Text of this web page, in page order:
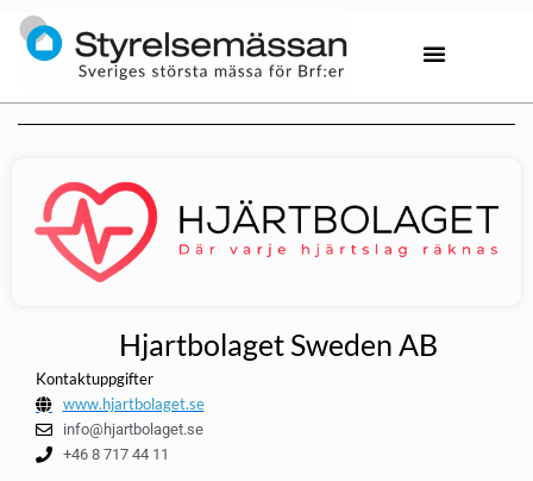
Hjartbolaget Sweden AB
Kontaktuppgifter
www.hjartbolaget.se
info@hjartbolaget.se
+46 8 717 44 11